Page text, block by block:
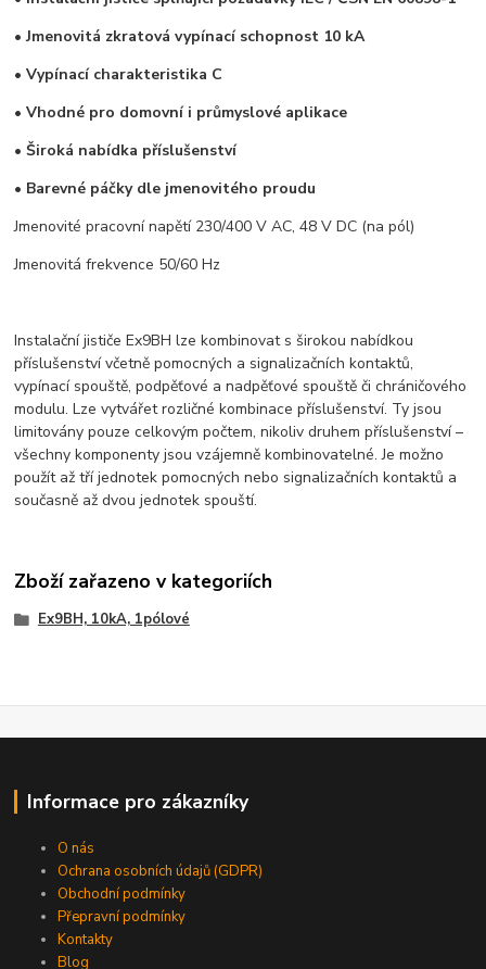
• Jmenovitá zkratová vypínací schopnost 10 kA
• Vypínací charakteristika C
• Vhodné pro domovní i průmyslové aplikace
• Široká nabídka příslušenství
• Barevné páčky dle jmenovitého proudu
Jmenovité pracovní napětí 230/400 V AC, 48 V DC (na pól)
Jmenovitá frekvence 50/60 Hz
Instalační jističe Ex9BH lze kombinovat s širokou nabídkou
příslušenství včetně pomocných a signalizačních kontaktů,
vypínací spouště, podpěťové a nadpěťové spouště či chráničového
modulu. Lze vytvářet rozličné kombinace příslušenství. Ty jsou
limitovány pouze celkovým počtem, nikoliv druhem příslušenství –
všechny komponenty jsou vzájemně kombinovatelné. Je možno
použít až tří jednotek pomocných nebo signalizačních kontaktů a
současně až dvou jednotek spouští.
Zboží zařazeno v kategoriích
Ex9BH, 10kA, 1pólové
Informace pro zákazníky
O nás
Ochrana osobních údajů (GDPR)
Obchodní podmínky
Přepravní podmínky
Kontakty
Blog